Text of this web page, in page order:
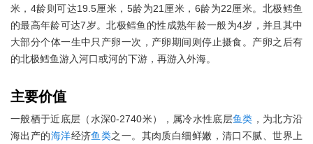
米，4龄则可达19.5厘米，5龄为21厘米，6龄为22厘米。北极鳕鱼
的最高年龄可达7岁。北极鳕鱼的性成熟年龄一般为4岁，并且其中
大部分个体一生中只产卵一次，产卵期间则停止摄食。产卵之后有
的北极鳕鱼游入河口或河的下游，再游入外海。
主要价值
一般栖于近底层（水深0-2740米），属冷水性底层鱼类 ，为北方沿
海出产的海洋经济鱼类之一。其肉质白细鲜嫩，清口不腻、世界上